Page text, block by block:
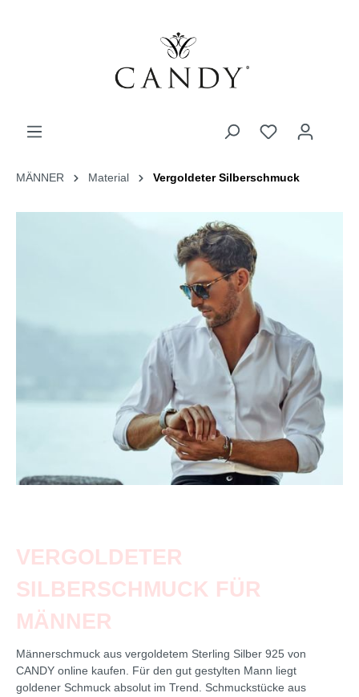
MÄNNER Material Vergoldeter Silberschmuck
VERGOLDETER
SILBERSCHMUCK FÜR
MÄNNER
Männerschmuck aus vergoldetem Sterling Silber 925 von
CANDY online kaufen. Für den gut gestylten Mann liegt
goldener Schmuck absolut im Trend. Schmuckstücke aus